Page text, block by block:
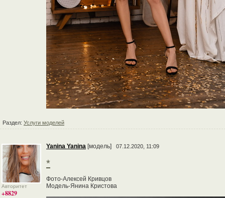
Раздел: Услуги моделей
Авторитет
+8829
Yanina Yanina [модель] 07.12.2020, 11:09
*
Фото-Алексей Кривцов
Модель-Янина Кристова